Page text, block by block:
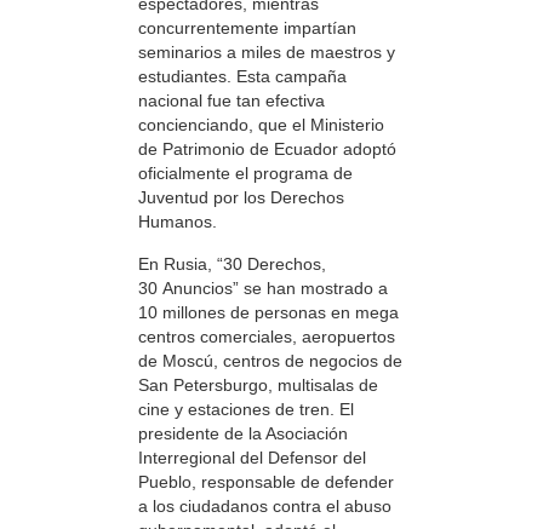
espectadores, mientras
concurrentemente impartían
seminarios a miles de maestros y
estudiantes. Esta campaña
nacional fue tan efectiva
concienciando, que el Ministerio
de Patrimonio de Ecuador adoptó
oficialmente el programa de
Juventud por los Derechos
Humanos.
En Rusia, “30 Derechos,
30 Anuncios” se han mostrado a
10 millones de personas en mega
centros comerciales, aeropuertos
de Moscú, centros de negocios de
San Petersburgo, multisalas de
cine y estaciones de tren. El
presidente de la Asociación
Interregional del Defensor del
Pueblo, responsable de defender
a los ciudadanos contra el abuso